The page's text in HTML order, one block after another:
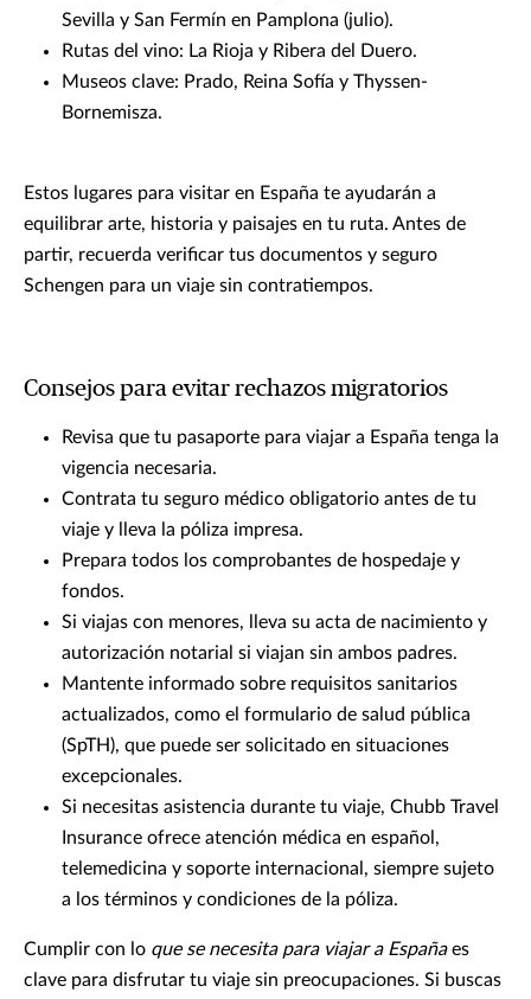
Sevilla y San Fermín en Pamplona (julio).
Rutas del vino: La Rioja y Ribera del Duero.
Museos clave: Prado, Reina Sofía y Thyssen-
Bornemisza.
Estos lugares para visitar en España te ayudarán a
equilibrar arte, historia y paisajes en tu ruta. Antes de
partir, recuerda verificar tus documentos y seguro
Schengen para un viaje sin contratiempos.
Consejos para evitar rechazos migratorios
Revisa que tu pasaporte para viajar a España tenga la
vigencia necesaria.
Contrata tu seguro médico obligatorio antes de tu
viaje y lleva la póliza impresa.
Prepara todos los comprobantes de hospedaje y
fondos.
Si viajas con menores, lleva su acta de nacimiento y
autorización notarial si viajan sin ambos padres.
Mantente informado sobre requisitos sanitarios
actualizados, como el formulario de salud pública
(SpTH), que puede ser solicitado en situaciones
excepcionales.
Si necesitas asistencia durante tu viaje, Chubb Travel
Insurance ofrece atención médica en español,
telemedicina y soporte internacional, siempre sujeto
a los términos y condiciones de la póliza.
Cumplir con lo que se necesita para viajar a Españaes
clave para disfrutar tu viaje sin preocupaciones. Si buscas